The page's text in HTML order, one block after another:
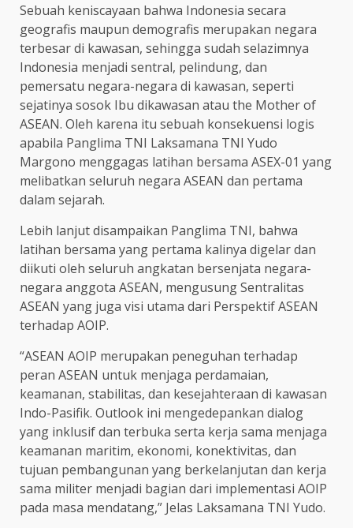
Sebuah keniscayaan bahwa Indonesia secara
geografis maupun demografis merupakan negara
terbesar di kawasan, sehingga sudah selazimnya
Indonesia menjadi sentral, pelindung, dan
pemersatu negara-negara di kawasan, seperti
sejatinya sosok Ibu dikawasan atau the Mother of
ASEAN. Oleh karena itu sebuah konsekuensi logis
apabila Panglima TNI Laksamana TNI Yudo
Margono menggagas latihan bersama ASEX-01 yang
melibatkan seluruh negara ASEAN dan pertama
dalam sejarah.
Lebih lanjut disampaikan Panglima TNI, bahwa
latihan bersama yang pertama kalinya digelar dan
diikuti oleh seluruh angkatan bersenjata negara-
negara anggota ASEAN, mengusung Sentralitas
ASEAN yang juga visi utama dari Perspektif ASEAN
terhadap AOIP.
“ASEAN AOIP merupakan peneguhan terhadap
peran ASEAN untuk menjaga perdamaian,
keamanan, stabilitas, dan kesejahteraan di kawasan
Indo-Pasifik. Outlook ini mengedepankan dialog
yang inklusif dan terbuka serta kerja sama menjaga
keamanan maritim, ekonomi, konektivitas, dan
tujuan pembangunan yang berkelanjutan dan kerja
sama militer menjadi bagian dari implementasi AOIP
pada masa mendatang,” Jelas Laksamana TNI Yudo.